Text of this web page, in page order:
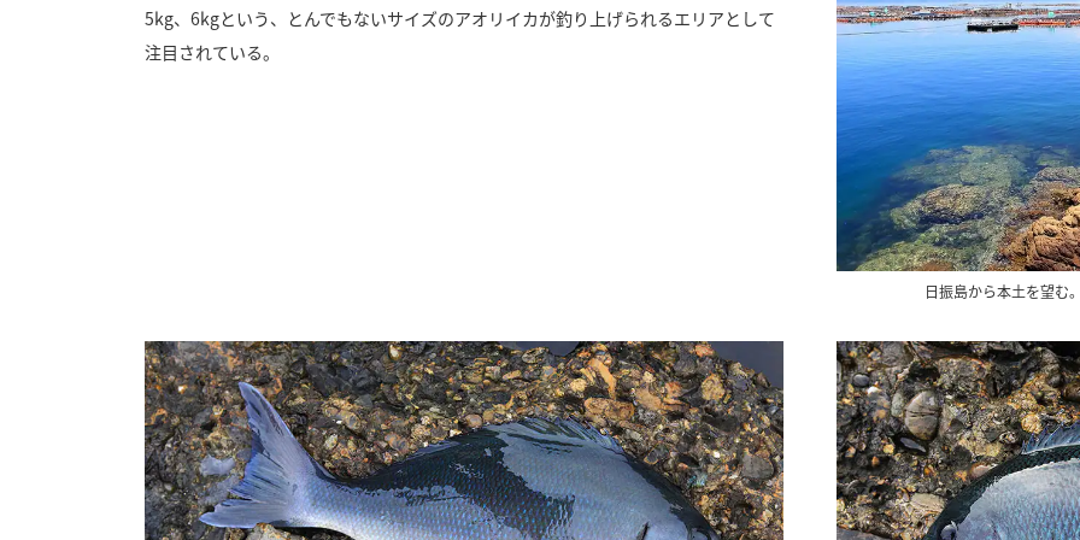
5kg、6kgという、とんでもないサイズのアオリイカが釣り上げられるエリアとして
注目されている。
日振島から本土を望む